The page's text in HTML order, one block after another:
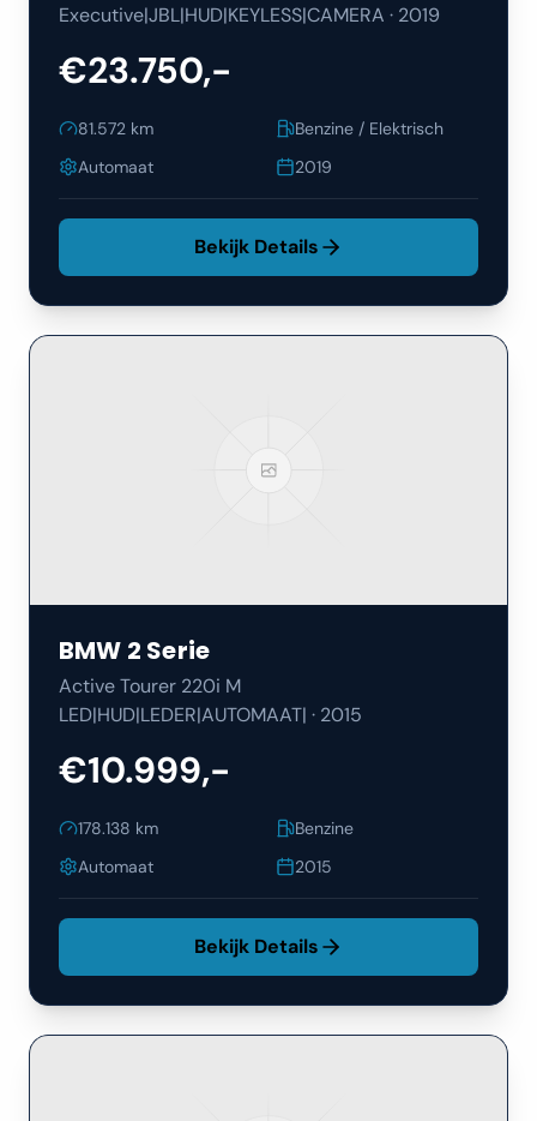
Executive|JBL|HUD|KEYLESS|CAMERA · 2019
€23.750,-
81.572 km
Benzine / Elektrisch
Automaat
2019
Bekijk Details
BMW 2 Serie
Active Tourer 220i M
LED|HUD|LEDER|AUTOMAAT| · 2015
€10.999,-
178.138 km
Benzine
Automaat
2015
Bekijk Details